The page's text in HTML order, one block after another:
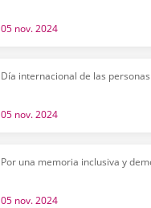
05 nov. 2024
Día internacional de las
05 nov. 2024
Por una memoria inclusiva y
05 nov. 2024